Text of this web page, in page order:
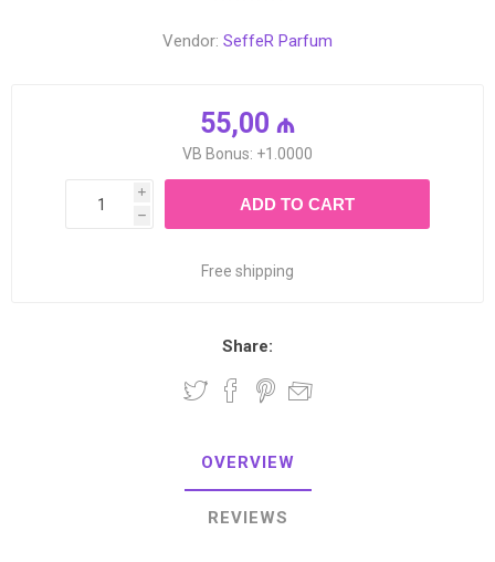
Vendor: SeffeR Parfum
55,00 ₼
VB Bonus: +1.0000
i
h
ADD TO CART
Free shipping
Share:
OVERVIEW
REVIEWS